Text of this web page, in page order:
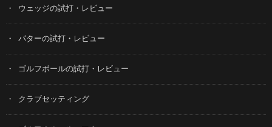
ウェッジの試打・レビュー
パターの試打・レビュー
ゴルフボールの試打・レビュー
クラブセッティング